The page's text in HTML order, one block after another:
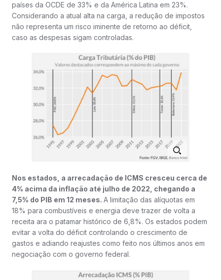
países da OCDE de 33% e da América Latina em 23%.
Considerando a atual alta na carga, a redução de impostos
não representa um risco iminente de retorno ao déficit,
caso as despesas sigam controladas.
Nos estados, a arrecadação de ICMS cresceu cerca de
4% acima da inflação até julho de 2022, chegando a
7,5% do PIB em 12 meses. A limitação das alíquotas em
18% para combustíveis e energia deve trazer de volta a
receita ara o patamar histórico de 6,8%. Os estados podem
evitar a volta do déficit controlando o crescimento de
gastos e adiando reajustes como feito nos últimos anos em
negociação com o governo federal.